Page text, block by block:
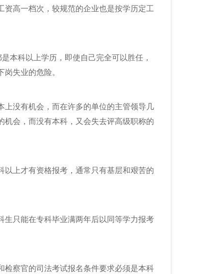
高一档次，较规范的企业也是按学历定工
本科以上学历，即使自己完全可以胜任，
失业的危险。
没有机会，而在许多的单位的主管领导几
会，而没有本科，又会失去评高级职称的
上才有资格报考，通常只有基层和艰苦的
只能在专科毕业满两年后以同等学力报考
察官的司法考试报名条件要求必须是本科